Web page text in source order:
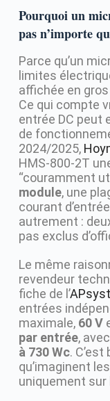
Pourquoi un
pas n’importe
Parce qu’un
limites
affichée en gros
Ce qui compte
entrée DC peut
de
2024/2025,
HMS-800-2T
“couramment
module, une
courant
autrement :
pas exclus
Le même
revendeur
fiche de l’
entrées
maximale, 60 V
par entrée,
à 730 Wc.
qu’imaginent
uniquement